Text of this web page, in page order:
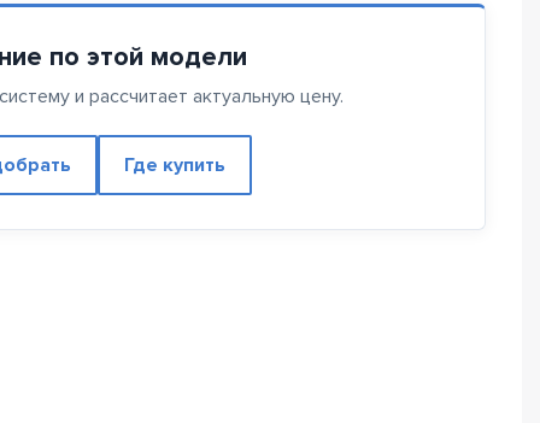
по этой модели
и рассчитает актуальную цену.
Где купить